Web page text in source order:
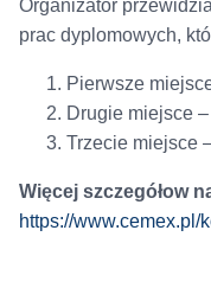
Organizator
prac dyplomowych,
Pierwsze
Drugie miejsce –
Trzecie miejsce
Więcej szczegółow
https://www.cemex.pl/